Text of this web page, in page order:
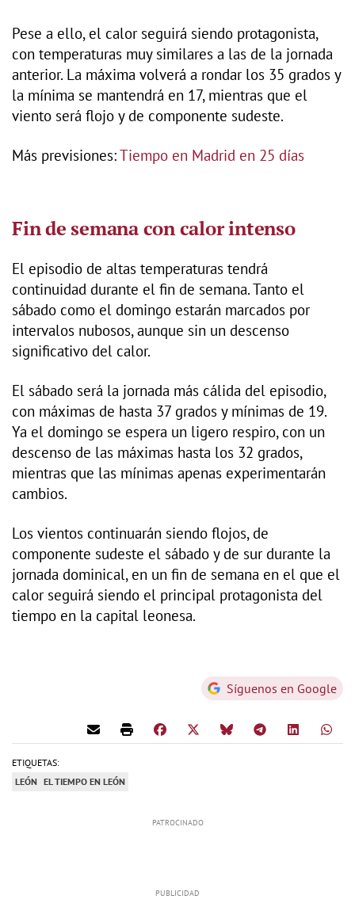
Pese a ello, el calor seguirá siendo protagonista,
con temperaturas muy similares a las de la jornada
anterior. La máxima volverá a rondar los 35 grados y
la mínima se mantendrá en 17, mientras que el
viento será flojo y de componente sudeste.
Más previsiones:Tiempo en Madrid en 25 días
Fin de semana con calor intenso
El episodio de altas temperaturas tendrá
continuidad durante el fin de semana. Tanto el
sábado como el domingo estarán marcados por
intervalos nubosos, aunque sin un descenso
significativo del calor.
El sábado será la jornada más cálida del episodio,
con máximas de hasta 37 grados y mínimas de 19.
Ya el domingo se espera un ligero respiro, con un
descenso de las máximas hasta los 32 grados,
mientras que las mínimas apenas experimentarán
cambios.
Los vientos continuarán siendo flojos, de
componente sudeste el sábado y de sur durante la
jornada dominical, en un fin de semana en el que el
calor seguirá siendo el principal protagonista del
tiempo en la capital leonesa.
Síguenos en Google
ETIQUETAS:
LEÓN EL TIEMPO EN LEÓN